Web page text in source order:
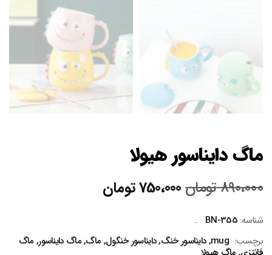
ماگ دایناسور هیولا
890،000تومانقیمت
بود.
750،000تومان
است.
شناسه:BN-355
برچسب: mug
,دایناسور خنگ,دایناسور خنگول, ماگ,ماگ دایناسور, ماگ